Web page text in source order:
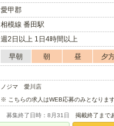
愛甲郡
相模線 番田駅
週2日以上 1日4時間以上
早朝 朝 昼 夕
ノジマ 愛川店
※ こちらの求人はWEB応募のみとなりま
募集終了日時：8月31日 掲載終了まで